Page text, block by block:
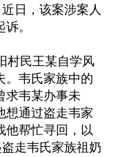
日，该案涉案人
。
村民王某自学风
。韦氏家族中的
求韦某办事未
想通过盗走韦家
他帮忙寻回，以
走韦氏家族祖奶